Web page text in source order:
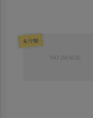
未分類